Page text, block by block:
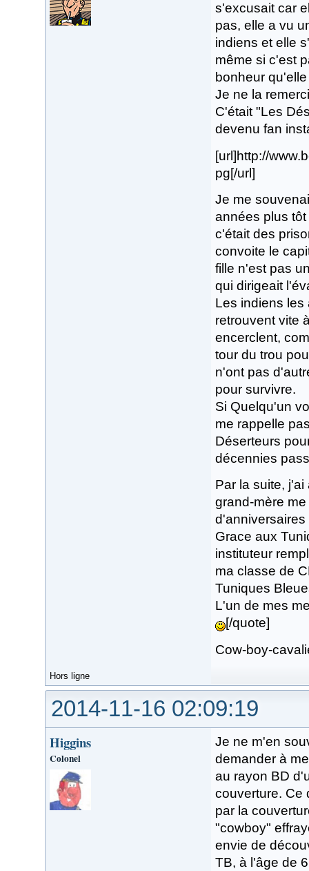
s'excusait car
pas, elle a vu
indiens et elle
même si c'est
bonheur
Je ne la
C'était "Les
devenu fan
[url]http://
pg[/url]
Je me
années plus
c'était des
convoite le
fille n'est pas
qui dirigeait
Les indiens les
retrouvent vite
encerclent,
tour du trou
n'ont pas
pour survivre.
Si Quelqu'un
me rappelle
Déserteurs
décennies
Par la suite,
grand-mère
d'anniversaires
Grace aux
instituteur
ma classe de
Tuniques
L'un de mes
[/quote]
Cow-boy-
Hors ligne
2014-11-16 02:09:19
Higgins
Colonel
Je ne m'en
demander à
au rayon BD
couverture. Ce
par la
"cowboy"
envie de
TB, à l'âge de